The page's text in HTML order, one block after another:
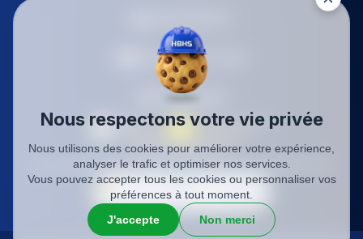
Envoyer un E-mail
Être rappelé
SIREN: 819116823
Charte qualité Mentions légales Politique de confidentialité
Nous respectons votre vie privée
Nous utilisons des cookies pour améliorer votre expérience,
analyser le trafic et optimiser nos services.
Vous pouvez accepter tous les cookies ou personnaliser vos
préférences à tout moment.
J'accepte
Non merci